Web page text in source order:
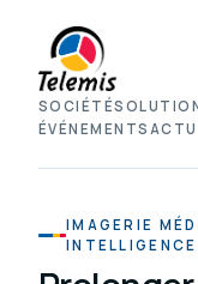
SOCIÉTÉ
ÉVÉNEMENTS
IMAGERIE
INTELLIGENCE